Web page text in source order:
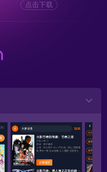
点击下载